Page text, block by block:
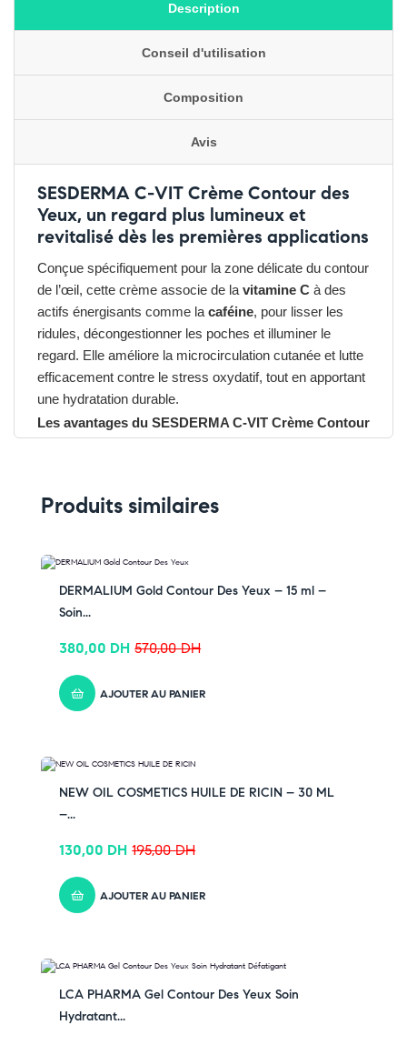
Description
Conseil d'utilisation
Composition
Avis
SESDERMA C-VIT Crème Contour des
Yeux, un regard plus lumineux et
revitalisé dès les premières applications
Conçue spécifiquement pour la zone délicate du contour
de l’œil, cette crème associe de la vitamine C à des
actifs énergisants comme la caféine, pour lisser les
ridules, décongestionner les poches et illuminer le
regard. Elle améliore la microcirculation cutanée et lutte
efficacement contre le stress oxydatif, tout en apportant
une hydratation durable.
Les avantages du SESDERMA C-VIT Crème Contour
➤ Illumine et revitalise le contour de l’œil
maquillage
Pensez-y :
✔ Pour découvrir nos offres et promotions du
moment,cliquez ici
✔ Rejoignez-nous sur Instagram –
Produits similaires
DERMALIUM Gold Contour Des Yeux – 15 ml –
Soin...
570,00DH
380,00 DH
AJOUTER AU PANIER
NEW OIL COSMETICS HUILE DE RICIN – 30 ML
–...
195,00DH
130,00 DH
AJOUTER AU PANIER
LCA PHARMA Gel Contour Des Yeux Soin
Hydratant...